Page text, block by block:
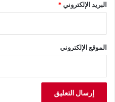
البريد الإلكتروني*
الموقع الإلكتروني